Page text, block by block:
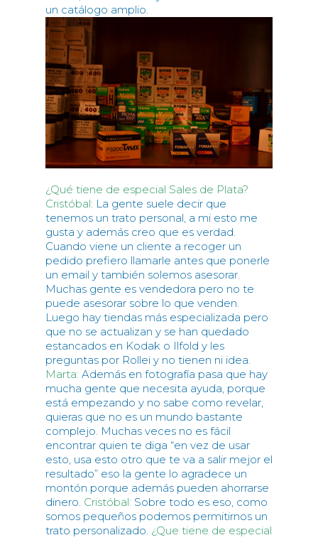
un catálogo amplio.
¿Qué tiene de especial Sales de Plata?
Cristóbal: La gente suele decir que
tenemos un trato personal, a mi esto me
gusta y además creo que es verdad.
Cuando viene un cliente a recoger un
pedido prefiero llamarle antes que ponerle
un email y también solemos asesorar.
Muchas gente es vendedora pero no te
puede asesorar sobre lo que venden.
Luego hay tiendas más especializada pero
que no se actualizan y se han quedado
estancados en Kodak o Ilfold y les
preguntas por Rollei y no tienen ni idea.
Marta: Además en fotografía pasa que hay
mucha gente que necesita ayuda, porque
está empezando y no sabe como revelar,
quieras que no es un mundo bastante
complejo. Muchas veces no es fácil
encontrar quien te diga “en vez de usar
esto, usa esto otro que te va a salir mejor el
resultado” eso la gente lo agradece un
montón porque además pueden ahorrarse
dinero. Cristóbal: Sobre todo es eso, como
somos pequeños podemos permitirnos un
trato personalizado. ¿Que tiene de especial